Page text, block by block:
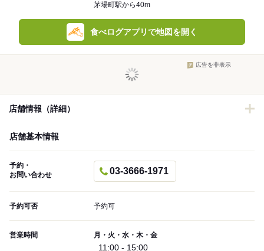
茅場町駅から40m
食べログアプリで地図を開く
広告を非表示
店舗情報（詳細）
店舗基本情報
予約・
お問い合わせ
03-3666-1971
予約可否 予約可
営業時間 月・火・水・木・金
11:00 - 15:00